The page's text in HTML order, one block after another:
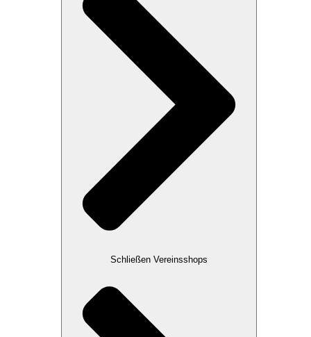
Schließen Vereinsshops